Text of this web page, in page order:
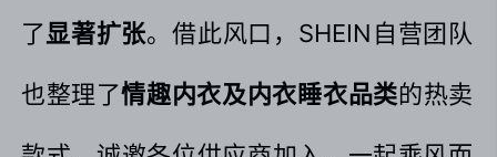
了显著扩张。借此风口，SHEIN自营团队
也整理了情趣内衣及内衣睡衣品类的热卖